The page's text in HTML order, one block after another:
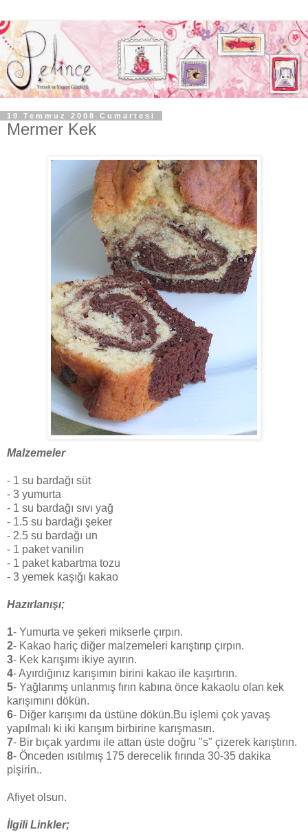
19 Temmuz 2008 Cumartesi
Mermer Kek
Malzemeler
- 1 su bardağı süt
- 3 yumurta
- 1 su bardağı sıvı yağ
- 1.5 su bardağı şeker
- 2.5 su bardağı un
- 1 paket vanilin
- 1 paket kabartma tozu
- 3 yemek kaşığı kakao
Hazırlanışı;
1- Yumurta ve şekeri mikserle çırpın.
2- Kakao hariç diğer malzemeleri karıştırıp çırpın.
3- Kek karışımı ikiye ayırın.
4- Ayırdığınız karışımın birini kakao ile kaşırtırın.
5- Yağlanmş unlanmış fırın kabına önce kakaolu olan kek
karışımını dökün.
6- Diğer karışımı da üstüne dökün.Bu işlemi çok yavaş
yapılmalı ki iki karışım birbirine karışmasın.
7- Bir bıçak yardımı ile attan üste doğru "s" çizerek karıştırın.
8- Önceden ısıtılmış 175 derecelik fırında 30-35 dakika
pişirin..
Afiyet olsun.
İlgili Linkler;